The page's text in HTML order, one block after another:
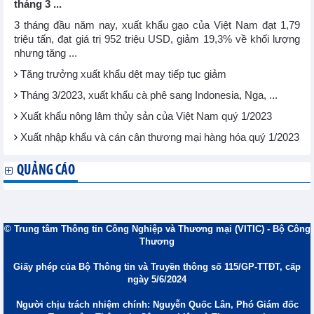
tháng 3 ...
3 tháng đầu năm nay, xuất khẩu gạo của Việt Nam đạt 1,79
triệu tấn, đạt giá trị 952 triệu USD, giảm 19,3% về khối lượng
nhưng tăng ...
Tăng trưởng xuất khẩu dệt may tiếp tục giảm
Tháng 3/2023, xuất khẩu cà phê sang Indonesia, Nga, ...
Xuất khẩu nông lâm thủy sản của Việt Nam quý 1/2023
Xuất nhập khẩu và cán cân thương mại hàng hóa quý 1/2023
QUẢNG CÁO
© Trung tâm Thông tin Công Nghiệp và Thương mại (VITIC) - Bộ Công
Thương
Giấy phép của Bộ Thông tin và Truyền thông số 115/GP-TTĐT, cấp
ngày 5/6/2024
Người chịu trách nhiệm chính: Nguyễn Quốc Lân, Phó Giám đốc